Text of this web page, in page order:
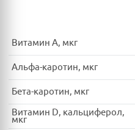
Витамин A, мкг
Альфа-каротин, мкг
Бета-каротин, мкг
Витамин D, кальциферол,
мкг